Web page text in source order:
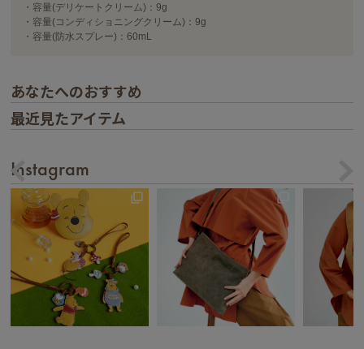
・容量(デリケートクリーム)：9g
・容量(コンディショニングクリーム)：9g
・容量(防水スプレー)：60mL
あなたへのおすすめ
最近見たアイテム
Instagram